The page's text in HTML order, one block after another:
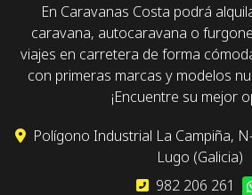
En Caravanas Costa podrá
caravana, autocaravana o
viajes en carretera de forma
con primeras marcas y modelos
¡Encuentre su mejor
Polígono Industrial La Campiña,
Lugo (Galicia)
982 206 261